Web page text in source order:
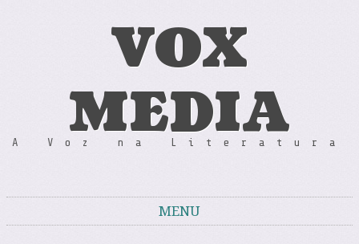
VOX
MEDIA
A Voz na Literatura
MENU